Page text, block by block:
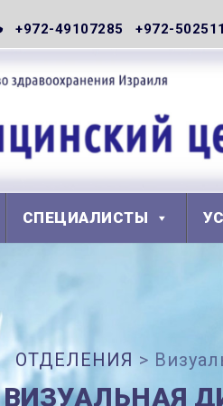
+972-49107285 +972-
СПЕЦИАЛИСТЫ
ОТДЕЛЕНИЯ >
ВИЗУАЛЬНАЯ